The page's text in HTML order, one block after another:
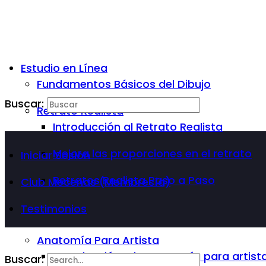
Estudio en Línea
Fundamentos Básicos del Dibujo
Retrato Realista
Introducción al Retrato Realista
Mejora las proporciones en el retrato
Retratos Realista Paso a Paso
Anatomía Para Artista
Introducción a la Anatomía para
Buscar:
Iniciar Sesión
Club Mecenas (Membresía)
Testimonios
Buscar: